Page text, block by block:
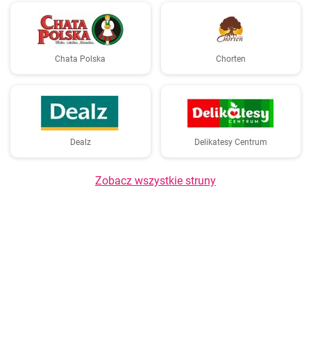
Chata Polska Chorten
Dealz Delikatesy Centrum
Zobacz wszystkie struny